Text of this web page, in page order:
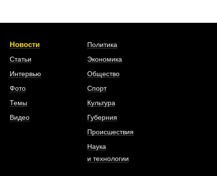
Новости
Статьи
Интервью
Фото
Темы
Видео
Политика
Экономика
Общество
Спорт
Культура
Губерния
Происшествия
Наука
и технологии